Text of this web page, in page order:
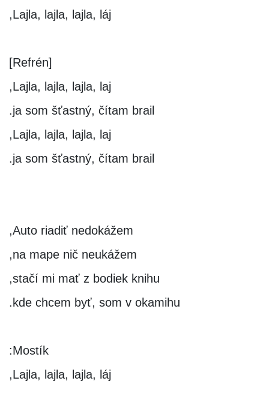
Lajla, lajla, lajla, láj,
[Refrén]
Lajla, lajla, lajla, laj,
ja som šťastný, čítam brail.
Lajla, lajla, lajla, laj,
ja som šťastný, čítam brail.
Auto riadiť nedokážem,
na mape nič neukážem,
stačí mi mať z bodiek knihu,
kde chcem byť, som v okamihu.
Mostík:
Lajla, lajla, lajla, láj,